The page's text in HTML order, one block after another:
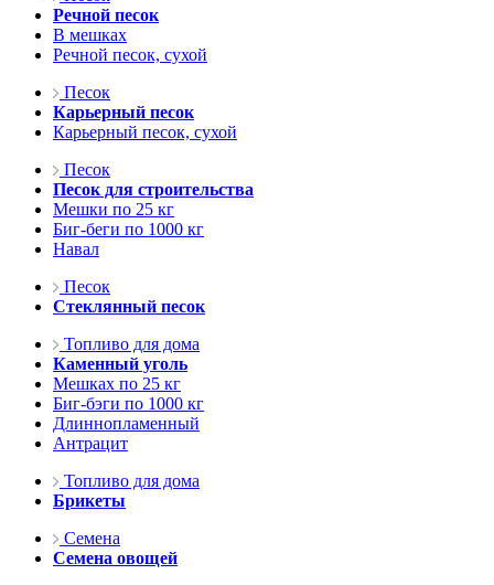
Речной песок
В мешках
Речной песок, сухой
Песок
Карьерный песок
Карьерный песок, сухой
Песок
Песок для строительства
Мешки по 25 кг
Биг-беги по 1000 кг
Навал
Песок
Стеклянный песок
Топливо для дома
Каменный уголь
Мешках по 25 кг
Биг-бэги по 1000 кг
Длиннопламенный
Антрацит
Топливо для дома
Брикеты
Семена
Семена овощей